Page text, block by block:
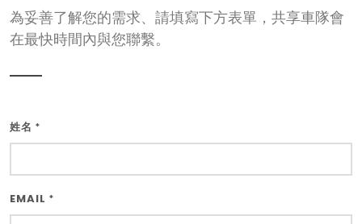
為妥善了解您的需求、請填寫下方表單，共享車隊會
在最快時間內與您聯繫。
姓名 *
EMAIL *